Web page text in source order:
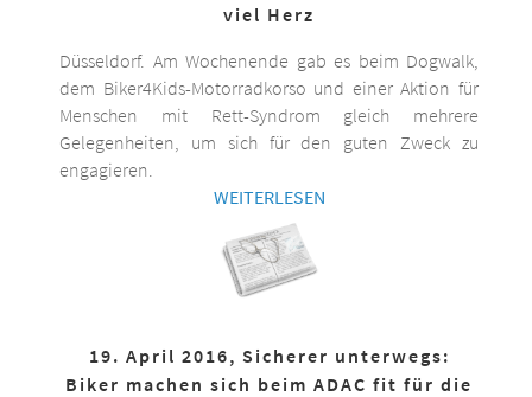
viel Herz
Düsseldorf. Am Wochenende gab es beim Dogwalk,
dem Biker4Kids-Motorradkorso und einer Aktion für
Menschen mit Rett-Syndrom gleich mehrere
Gelegenheiten, um sich für den guten Zweck zu
engagieren.
WEITERLESEN
19. April 2016, Sicherer unterwegs:
Biker machen sich beim ADAC fit für die